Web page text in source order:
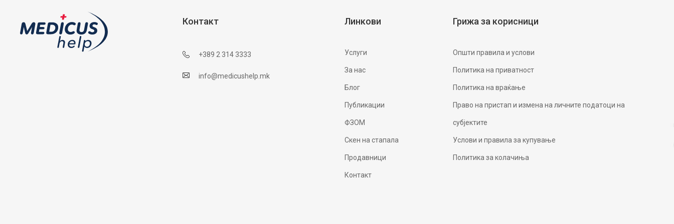
Контакт
+389 2 314 3333
info@medicushelp.mk
Линкови
Услуги
За нас
Блог
Публикации
ФЗОМ
Скен на стапала
Продавници
Контакт
Грижа за корисници
Општи правила и услови
Политика на приватност
Политика на враќање
Право на пристап и измена на личните податоци на
субјектите
Услови и правила за купување
Политика за колачиња